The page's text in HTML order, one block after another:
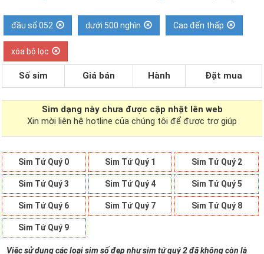
đầu số 052 dưới 500 nghìn Cao đến thấp
xóa bộ lọc
Số sim Giá bán Hành Đặt mua
Sim dạng này chưa được cập nhật lên web
Xin mời liên hệ hotline của chúng tôi để được trợ giúp
Sim Tứ Quý 0 Sim Tứ Quý 1 Sim Tứ Quý 2
Sim Tứ Quý 3 Sim Tứ Quý 4 Sim Tứ Quý 5
Sim Tứ Quý 6 Sim Tứ Quý 7 Sim Tứ Quý 8
Sim Tứ Quý 9
Việc sử dụng các loại sim số đẹp như sim tứ quý 2 đã không còn là